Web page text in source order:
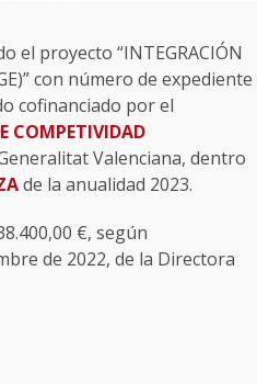
el proyecto “INTEGRACIÓN
con número de expediente
cofinanciado por el
COMPETIVIDAD
Valenciana, dentro
de la anualidad 2023.
€, según
de 2022, de la Directora